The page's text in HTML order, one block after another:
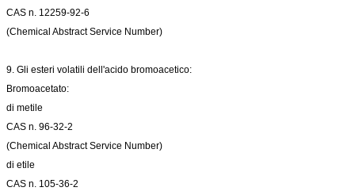
CAS n. 12259-92-6
(Chemical Abstract Service Number)
9. Gli esteri volatili dell'acido bromoacetico:
Bromoacetato:
di metile
CAS n. 96-32-2
(Chemical Abstract Service Number)
di etile
CAS n. 105-36-2